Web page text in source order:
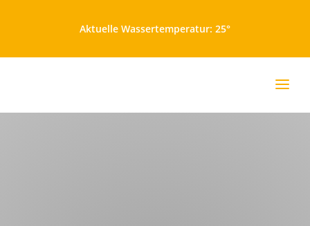
Aktuelle Wassertemperatur: 25°